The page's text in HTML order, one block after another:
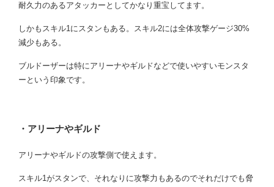
耐久力のあるアタッカーとしてかなり重宝してます。
しかもスキル1にスタンもある。スキル2には全体攻撃ゲージ30%
減少もある。
ブルドーザーは特にアリーナやギルドなどで使いやすいモンスタ
ーという印象です。
・アリーナやギルド
アリーナやギルドの攻撃側で使えます。
スキル1がスタンで、それなりに攻撃力もあるのでそれだけでも脅